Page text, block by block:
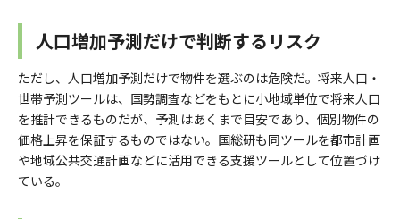
人口増加予測だけで判断するリスク
ただし、人口増加予測だけで物件を選ぶのは危険だ。将来人口・
世帯予測ツールは、国勢調査などをもとに小地域単位で将来人口
を推計できるものだが、予測はあくまで目安であり、個別物件の
価格上昇を保証するものではない。国総研も同ツールを都市計画
や地域公共交通計画などに活用できる支援ツールとして位置づけ
ている。